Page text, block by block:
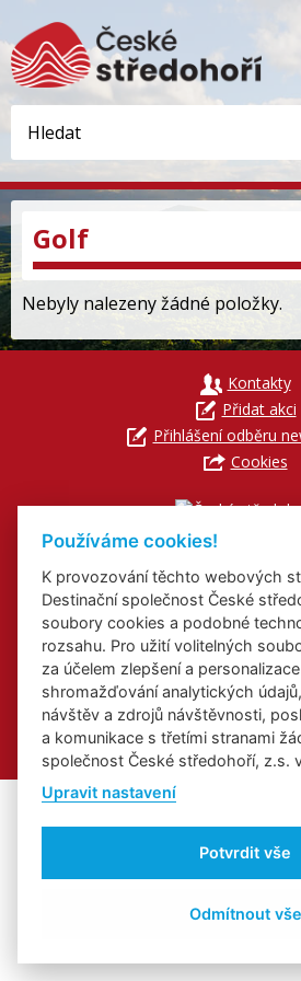
Golf
Nebyly nalezeny žádné položky.
Kontakty
Přidat akci
Přihlášení odběru
Cookies
Web o Labské stezce v
Web o kongresové a incentivní
Regionální
© 2026 České
Titulní foto:Jarní České
Používáme cookies!
K provozování těchto webových
Destinační společnost České
soubory cookies a podobné
rozsahu. Pro užití volitelných
za účelem zlepšení a
shromažďování analytických
návštěv a zdrojů návštěvnosti,
a komunikace s třetími stranami
společnost České středohoří, z.s.
Upravit nastavení
Potvrdit vše
Odmítnout vše